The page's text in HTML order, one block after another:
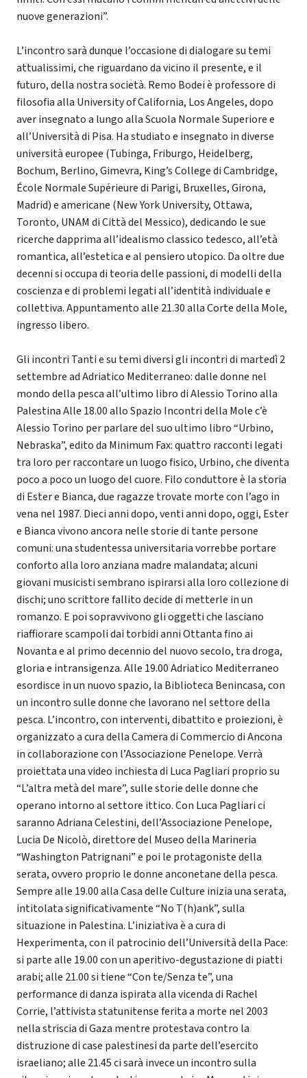
nuove generazioni”.
L’incontro sarà dunque l’occasione di dialogare su temi
attualissimi, che riguardano da vicino il presente, e il
futuro, della nostra società. Remo Bodei è professore di
filosofia alla University of California, Los Angeles, dopo
aver insegnato a lungo alla Scuola Normale Superiore e
all’Università di Pisa. Ha studiato e insegnato in diverse
università europee (Tubinga, Friburgo, Heidelberg,
Bochum, Berlino, Gimevra, King’s College di Cambridge,
École Normale Supérieure di Parigi, Bruxelles, Girona,
Madrid) e americane (New York University, Ottawa,
Toronto, UNAM di Città del Messico), dedicando le sue
ricerche dapprima all’idealismo classico tedesco, all’età
romantica, all’estetica e al pensiero utopico. Da oltre due
decenni si occupa di teoria delle passioni, di modelli della
coscienza e di problemi legati all’identità individuale e
collettiva. Appuntamento alle 21.30 alla Corte della Mole,
ingresso libero.
Gli incontri Tanti e su temi diversi gli incontri di martedì 2
settembre ad Adriatico Mediterraneo: dalle donne nel
mondo della pesca all’ultimo libro di Alessio Torino alla
Palestina Alle 18.00 allo Spazio Incontri della Mole c’è
Alessio Torino per parlare del suo ultimo libro “Urbino,
Nebraska”, edito da Minimum Fax: quattro racconti legati
tra loro per raccontare un luogo fisico, Urbino, che diventa
poco a poco un luogo del cuore. Filo conduttore è la storia
di Ester e Bianca, due ragazze trovate morte con l’ago in
vena nel 1987. Dieci anni dopo, venti anni dopo, oggi, Ester
e Bianca vivono ancora nelle storie di tante persone
comuni: una studentessa universitaria vorrebbe portare
conforto alla loro anziana madre malandata; alcuni
giovani musicisti sembrano ispirarsi alla loro collezione di
dischi; uno scrittore fallito decide di metterle in un
romanzo. E poi sopravvivono gli oggetti che lasciano
riaffiorare scampoli dai torbidi anni Ottanta fino ai
Novanta e al primo decennio del nuovo secolo, tra droga,
gloria e intransigenza. Alle 19.00 Adriatico Mediterraneo
esordisce in un nuovo spazio, la Biblioteca Benincasa, con
un incontro sulle donne che lavorano nel settore della
pesca. L’incontro, con interventi, dibattito e proiezioni, è
organizzato a cura della Camera di Commercio di Ancona
in collaborazione con l’Associazione Penelope. Verrà
proiettata una video inchiesta di Luca Pagliari proprio su
“L’altra metà del mare”, sulle storie delle donne che
operano intorno al settore ittico. Con Luca Pagliari ci
saranno Adriana Celestini, dell’Associazione Penelope,
Lucia De Nicolò, direttore del Museo della Marineria
“Washington Patrignani” e poi le protagoniste della
serata, ovvero proprio le donne anconetane della pesca.
Sempre alle 19.00 alla Casa delle Culture inizia una serata,
intitolata significativamente “No T(h)ank”, sulla
situazione in Palestina. L’iniziativa è a cura di
Hexperimenta, con il patrocinio dell’Università della Pace:
si parte alle 19.00 con un aperitivo-degustazione di piatti
arabi; alle 21.00 si tiene “Con te/Senza te”, una
performance di danza ispirata alla vicenda di Rachel
Corrie, l’attivista statunitense ferita a morte nel 2003
nella striscia di Gaza mentre protestava contro la
distruzione di case palestinesi da parte dell’esercito
israeliano; alle 21.45 ci sarà invece un incontro sulla